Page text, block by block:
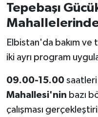
Tepebaşı
Elbistan'da bakım ve
iki ayrı program
09.00-15.00saatleri
Mahallesi'nin bazı
çalışması